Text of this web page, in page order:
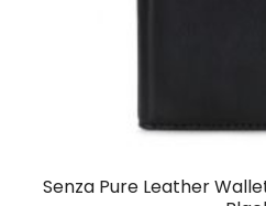
Senza Pure Leather